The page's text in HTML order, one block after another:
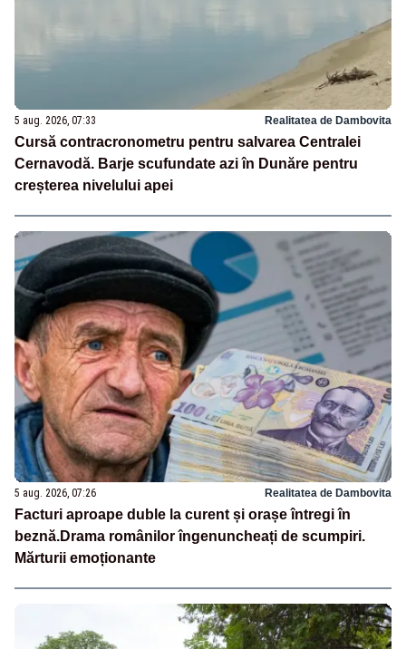
5 aug. 2026, 07:33 Realitatea de Dambovita
Cursă contracronometru pentru salvarea Centralei
Cernavodă. Barje scufundate azi în Dunăre pentru
creșterea nivelului apei
5 aug. 2026, 07:26 Realitatea de Dambovita
Facturi aproape duble la curent și orașe întregi în
beznă.Drama românilor îngenuncheați de scumpiri.
Mărturii emoționante